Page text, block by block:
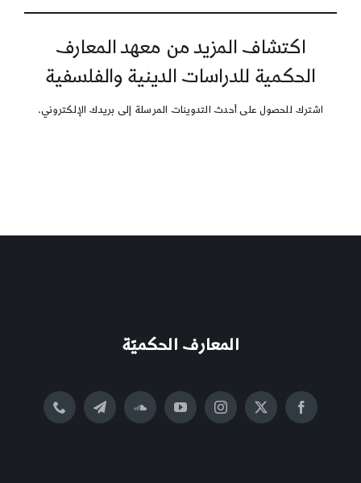
اكتشاف المزيد من معهد المعارف
الحكمية للدراسات الدينية والفلسفية
اشترك للحصول على أحدث التدوينات المرسلة إلى بريدك الإلكتروني.
المعارف الحكميّة